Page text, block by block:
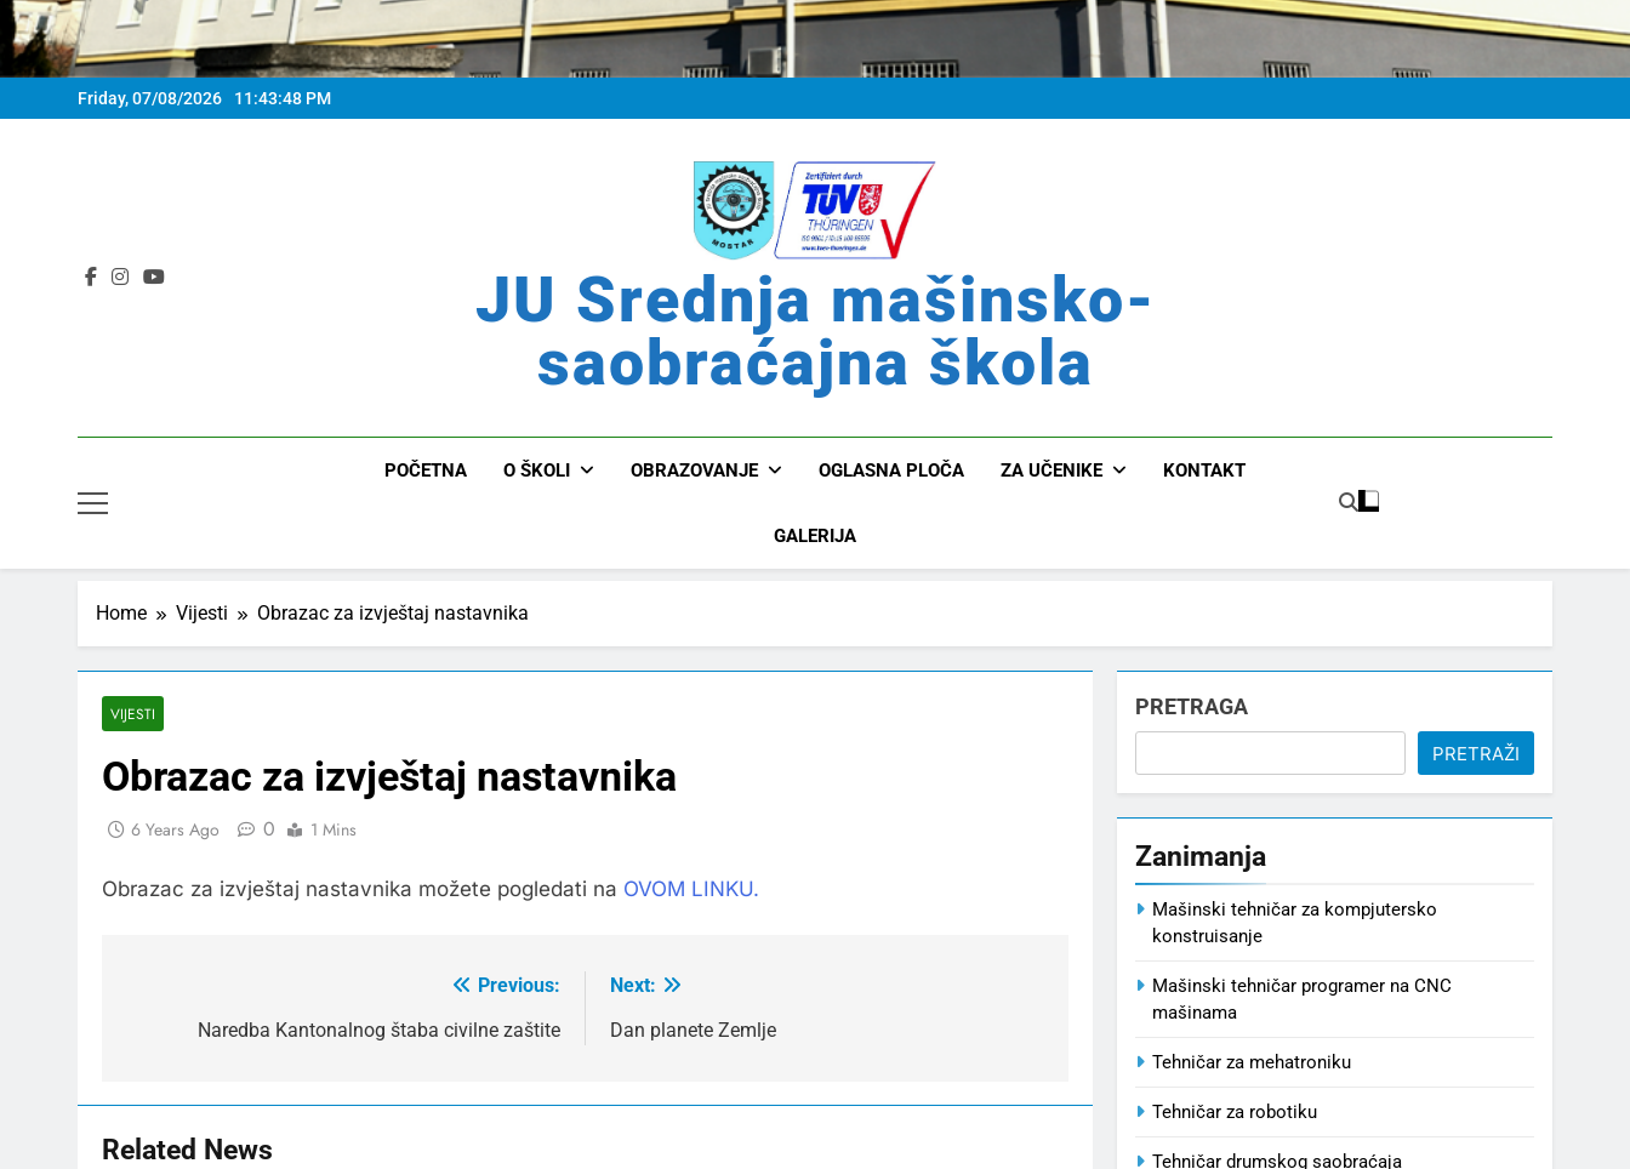
Friday, 07/08/2026 11:43:49 PM
JU Srednja mašinsko-
saobraćajna škola
POČETNA O ŠKOLI OBRAZOVANJE OGLASNA PLOČA ZA UČENIKE KONTAKT
GALERIJA
Home Vijesti Obrazac za izvještaj nastavnika
VIJESTI
Obrazac za izvještaj nastavnika
6 Years Ago 0 1 Mins
Obrazac za izvještaj nastavnika možete pogledati na OVOM LINKU.
navigation
Previous:
Naredba Kantonalnog štaba civilne zaštite
Next:
Dan planete Zemlje
Related News
PRETRAGA
PRETRAŽI
Zanimanja
Mašinski tehničar za kompjutersko
konstruisanje
Mašinski tehničar programer na CNC
mašinama
Tehničar za mehatroniku
Tehničar za robotiku
Tehničar drumskog saobraćaja